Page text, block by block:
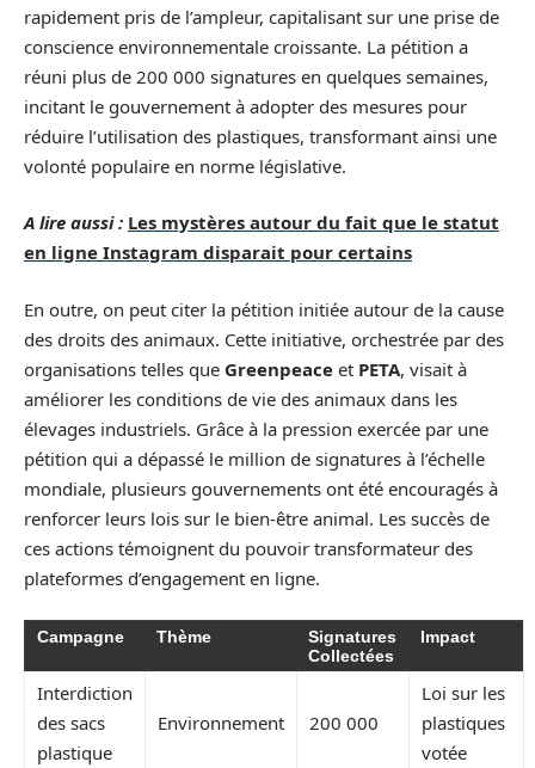
rapidement pris de l’ampleur, capitalisant sur une prise de
conscience environnementale croissante. La pétition a
réuni plus de 200 000 signatures en quelques semaines,
incitant le gouvernement à adopter des mesures pour
réduire l’utilisation des plastiques, transformant ainsi une
volonté populaire en norme législative.
A lire aussi : Les mystères autour du fait que le statut
en ligne Instagram disparait pour certains
En outre, on peut citer la pétition initiée autour de la cause
des droits des animaux. Cette initiative, orchestrée par des
organisations telles que Greenpeace et PETA, visait à
améliorer les conditions de vie des animaux dans les
élevages industriels. Grâce à la pression exercée par une
pétition qui a dépassé le million de signatures à l’échelle
mondiale, plusieurs gouvernements ont été encouragés à
renforcer leurs lois sur le bien-être animal. Les succès de
ces actions témoignent du pouvoir transformateur des
plateformes d’engagement en ligne.
Campagne Thème
Signatures
Collectées
Impact
Interdiction
des sacs
plastique
Environnement 200 000
Loi sur les
plastiques
votée